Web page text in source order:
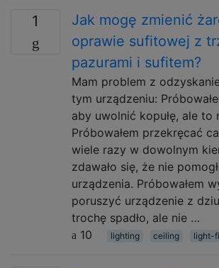
1
Jak mogę zmienić
oprawie sufitowej z
pazurami i sufitem?
Mam problem z
tym urządzeniu:
aby uwolnić kopułę, ale to
Próbowałem przekręcać
wiele razy w dowolnym
zdawało się, że nie
urządzenia. Próbowałem
poruszyć urządzenie z
trochę spadło, ale nie …
10
lighting ceiling light-